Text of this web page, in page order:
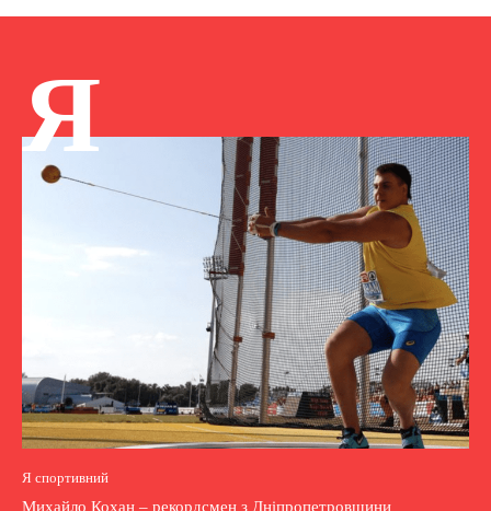
Я
Я спортивний
Михайло Кохан – рекордсмен з Дніпропетровщини